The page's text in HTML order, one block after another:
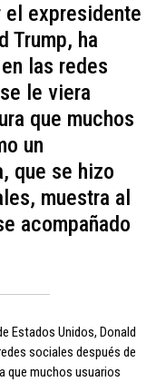
el expresidente
Trump, ha
las redes
le viera
que muchos
un
que se hizo
muestra al
acompañado
Estados Unidos, Donald
sociales después de
que muchos usuarios